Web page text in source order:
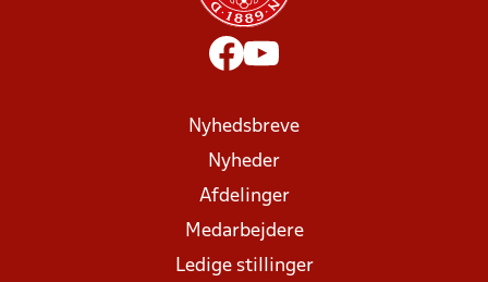
Nyhedsbreve
Nyheder
Afdelinger
Medarbejdere
Ledige stillinger